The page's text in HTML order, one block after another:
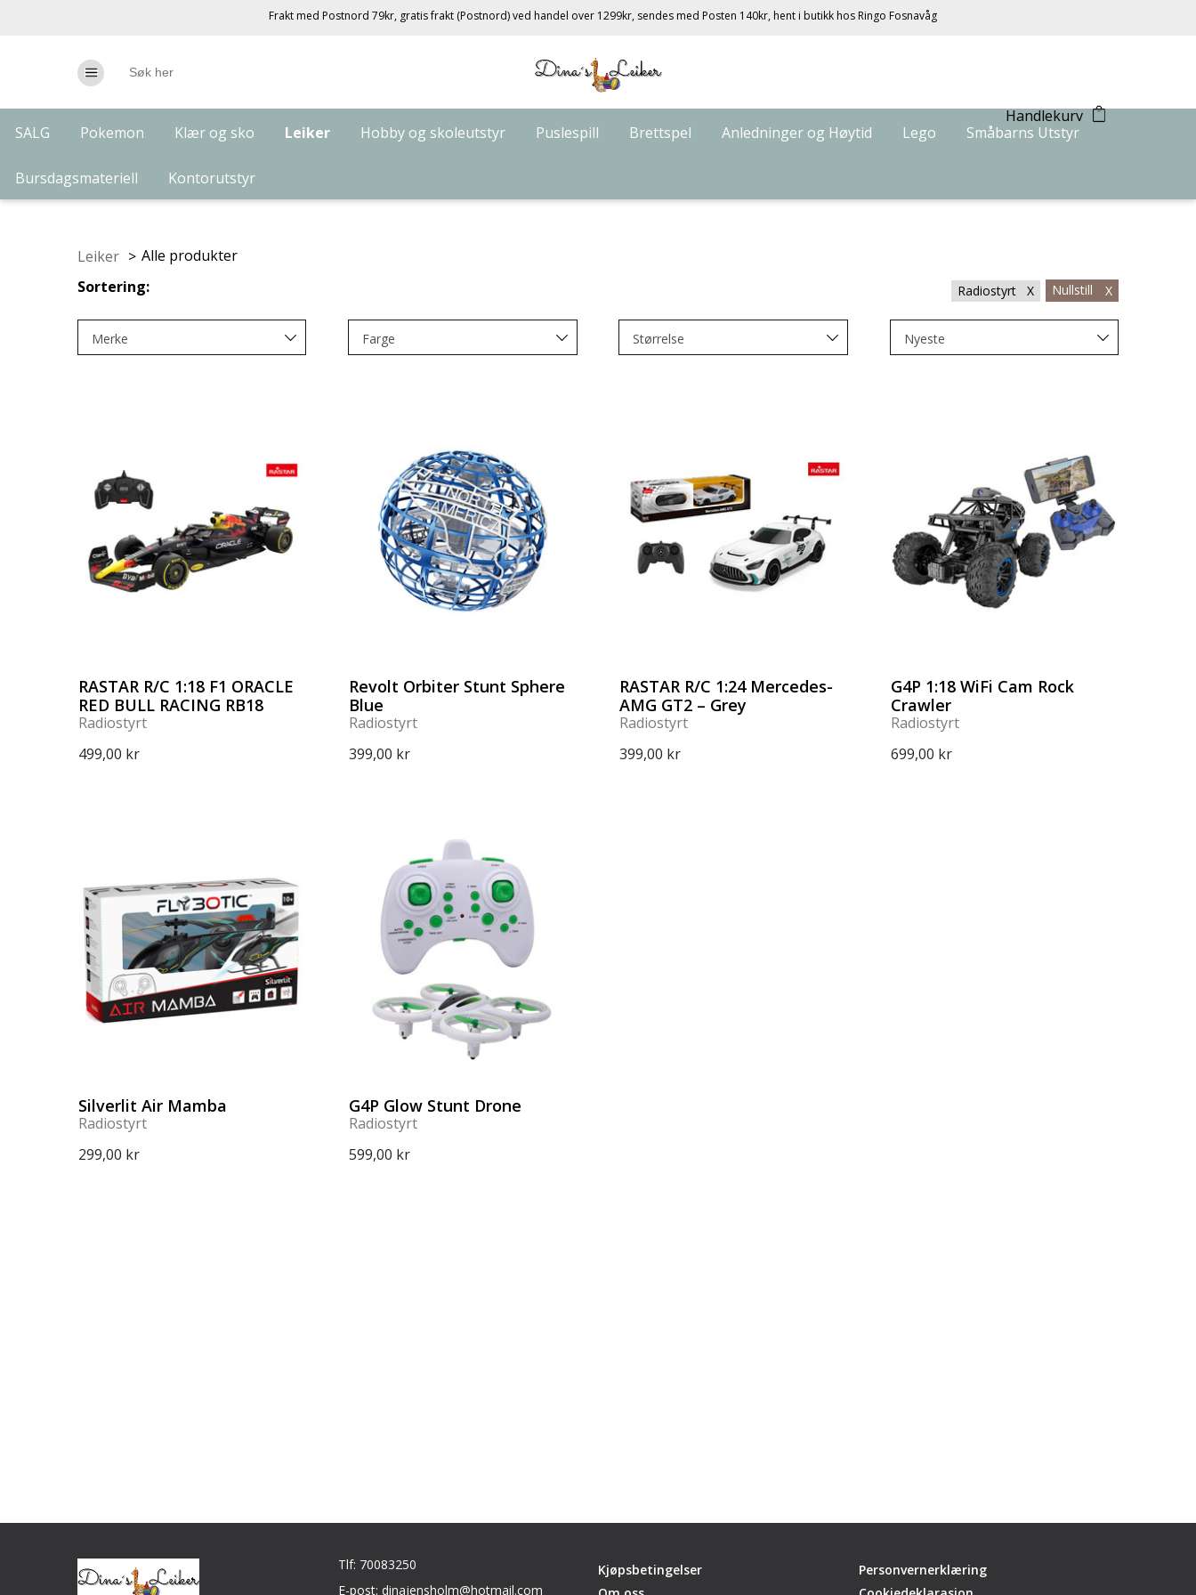
Frakt med Postnord 79kr, gratis frakt (Postnord) ved handel over 1299kr, sendes med Posten 140kr, hent i butikk hos Ringo Fosnavåg
SALG Pokemon Klær og sko Leiker Hobby og skoleutstyr Puslespill Brettspel Anledninger og Høytid Lego Småbarns Utstyr
Bursdagsmateriell Kontorutstyr
Handlekurv
Leiker > Alle produkter
Sortering:
Nullstill X
Radiostyrt X
Merke Farge Størrelse Nyeste
RASTAR R/C 1:18 F1 ORACLE
RED BULL RACING RB18
Radiostyrt
499,00 kr
Revolt Orbiter Stunt Sphere
Blue
Radiostyrt
399,00 kr
RASTAR R/C 1:24 Mercedes-
AMG GT2 – Grey
Radiostyrt
399,00 kr
G4P 1:18 WiFi Cam Rock
Crawler
Radiostyrt
699,00 kr
Silverlit Air Mamba
Radiostyrt
299,00 kr
G4P Glow Stunt Drone
Radiostyrt
599,00 kr
Tlf: 70083250
E-post: dinajensholm@hotmail.com
Kjøpsbetingelser
Personvernerklæring